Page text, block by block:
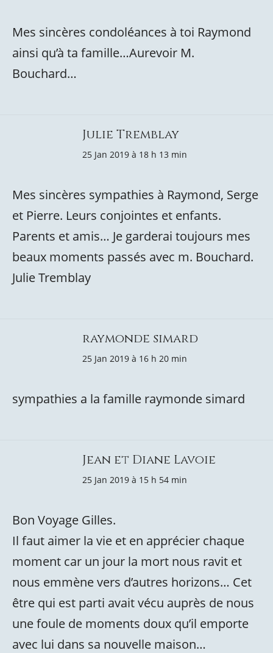
Mes sincères condoléances à toi Raymond
ainsi qu’à ta famille…Aurevoir M.
Bouchard…
Julie Tremblay
25 Jan 2019 à 18 h 13 min
Mes sincères sympathies à Raymond, Serge
et Pierre. Leurs conjointes et enfants.
Parents et amis… Je garderai toujours mes
beaux moments passés avec m. Bouchard.
Julie Tremblay
raymonde simard
25 Jan 2019 à 16 h 20 min
sympathies a la famille raymonde simard
Jean et Diane Lavoie
25 Jan 2019 à 15 h 54 min
Bon Voyage Gilles.
Il faut aimer la vie et en apprécier chaque
moment car un jour la mort nous ravit et
nous emmène vers d’autres horizons… Cet
être qui est parti avait vécu auprès de nous
une foule de moments doux qu’il emporte
avec lui dans sa nouvelle maison…